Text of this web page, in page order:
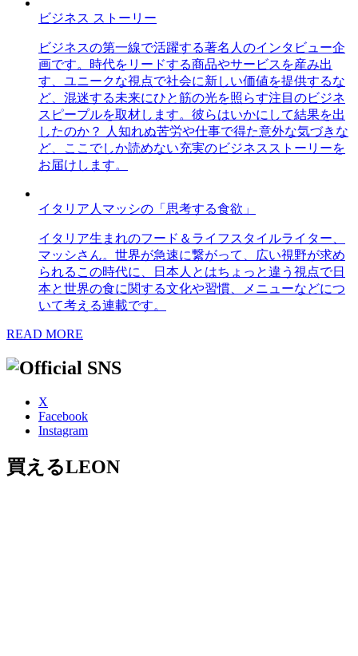
ビジネス ストーリー
ビジネスの第一線で活躍する著名人のインタビュー企
画です。時代をリードする商品やサービスを産み出
す、ユニークな視点で社会に新しい価値を提供するな
ど、混迷する未来にひと筋の光を照らす注目のビジネ
スピープルを取材します。彼らはいかにして結果を出
したのか？ 人知れぬ苦労や仕事で得た意外な気づきな
ど、ここでしか読めない充実のビジネスストーリーを
お届けします。
イタリア人マッシの「思考する食欲」
イタリア生まれのフード＆ライフスタイルライター、
マッシさん。世界が急速に繋がって、広い視野が求め
られるこの時代に、日本人とはちょっと違う視点で日
本と世界の食に関する文化や習慣、メニューなどにつ
いて考える連載です。
READ MORE
X
Facebook
Instagram
買えるLEON